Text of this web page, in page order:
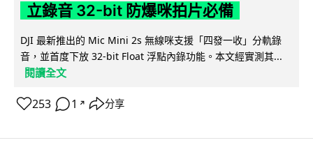
立錄音 32-bit 防爆咪拍片必備
DJI 最新推出的 Mic Mini 2s 無線咪支援「四發一收」分軌錄
音，並首度下放 32-bit Float 浮點內錄功能。本文經實測其...
閱讀全文
253 1 ↗ 分享